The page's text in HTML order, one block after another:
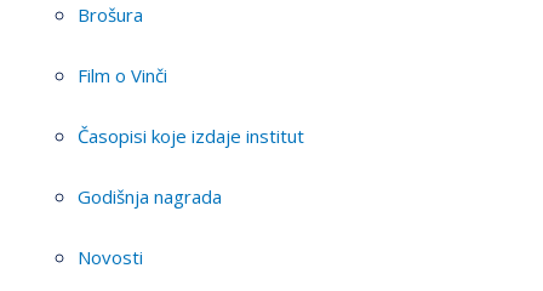
Brošura
Film o Vinči
Časopisi koje izdaje institut
Godišnja nagrada
Novosti